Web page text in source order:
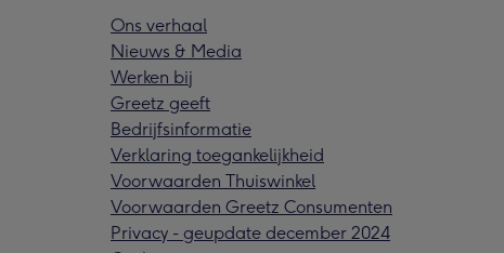
Ons verhaal
Nieuws & Media
Werken bij
Greetz geeft
Bedrijfsinformatie
Verklaring toegankelijkheid
Voorwaarden Thuiswinkel
Voorwaarden Greetz Consumenten
Privacy - geupdate december 2024